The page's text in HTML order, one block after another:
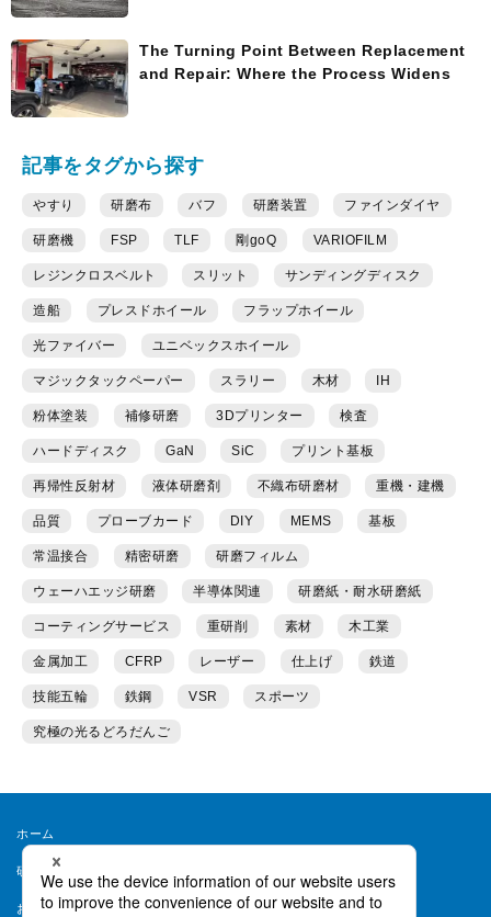
The Turning Point Between Replacement
and Repair: Where the Process Widens
記事をタグから探す
やすり 研磨布 バフ 研磨装置 ファインダイヤ
研磨機 FSP TLF 剛goQ VARIOFILM
レジンクロスベルト スリット サンディングディスク
造船 プレスドホイール フラップホイール
光ファイバー ユニベックスホイール
マジックタックペーパー スラリー 木材 IH
粉体塗装 補修研磨 3Dプリンター 検査
ハードディスク GaN SiC プリント基板
再帰性反射材 液体研磨剤 不織布研磨材 重機・建機
品質 プローブカード DIY MEMS 基板
常温接合 精密研磨 研磨フィルム
ウェーハエッジ研磨 半導体関連 研磨紙・耐水研磨紙
コーティングサービス 重研削 素材 木工業
金属加工 CFRP レーザー 仕上げ 鉄道
技能五輪 鉄鋼 VSR スポーツ
究極の光るどろだんご
ホーム
研磨ラボとは
お問い合わせ 会員規約